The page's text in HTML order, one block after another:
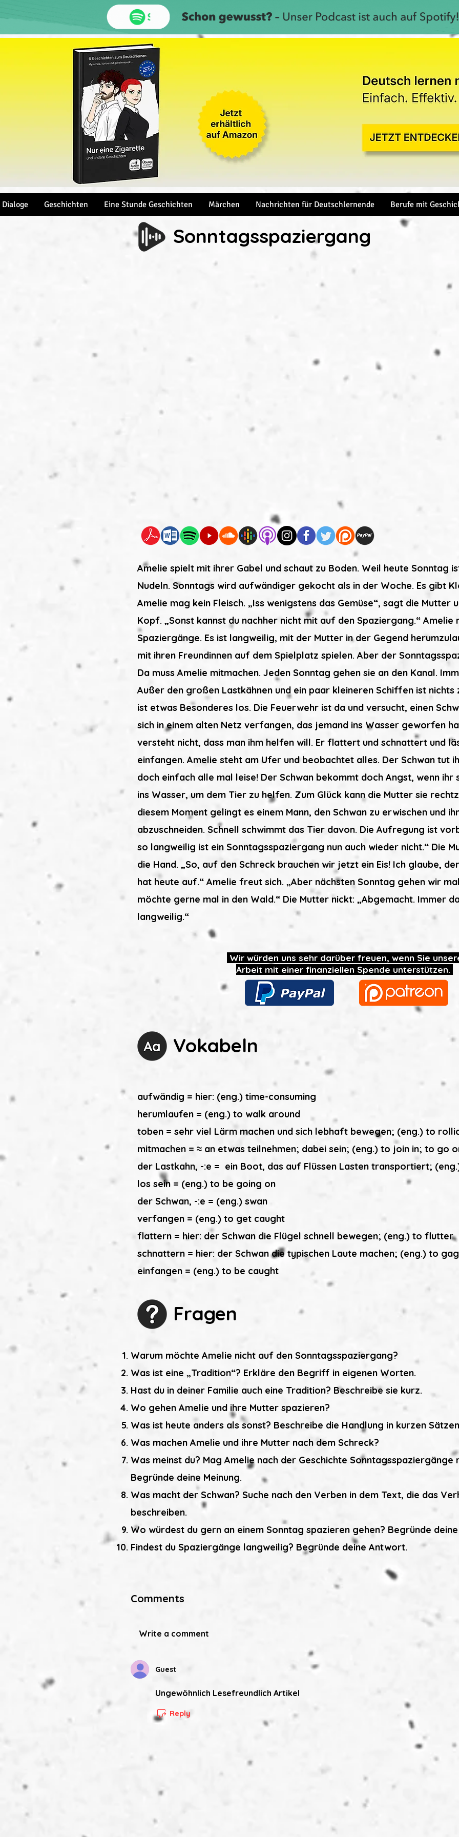
Sonntagsspaziergang
Amelie spielt mit ihrer Gabel und schaut zu Boden. Weil heute Sonntag
Nudeln. Sonntags wird aufwändiger gekocht als in der Woche. Es gibt
Amelie mag kein Fleisch. „Iss wenigstens das Gemüse“, sagt die Mutter
Kopf. „Sonst kannst du nachher nicht mit auf den Spaziergang.“ Amelie
Spaziergänge. Es ist langweilig, mit der Mutter in der Gegend
mit ihren Freundinnen auf dem Spielplatz spielen. Aber der
Da muss Amelie mitmachen. Jeden Sonntag gehen sie an den Kanal.
Außer den großen Lastkähnen und ein paar kleineren Schiffen ist nichts
ist etwas Besonderes los. Die Feuerwehr ist da und versucht, einen
sich in einem alten Netz verfangen, das jemand ins Wasser geworfen
versteht nicht, dass man ihm helfen will. Er flattert und schnattert und
einfangen. Amelie steht am Ufer und beobachtet alles. Der Schwan tut
doch einfach alle mal leise! Der Schwan bekommt doch Angst, wenn ihr
ins Wasser, um dem Tier zu helfen. Zum Glück kann die Mutter sie
diesem Moment gelingt es einem Mann, den Schwan zu erwischen und
abzuschneiden. Schnell schwimmt das Tier davon. Die Aufregung ist
so langweilig ist ein Sonntagsspaziergang nun auch wieder nicht.“ Die
die Hand. „So, auf den Schreck brauchen wir jetzt ein Eis! Ich glaube,
hat heute auf.“ Amelie freut sich. „Aber nächsten Sonntag gehen wir
möchte gerne mal in den Wald.“ Die Mutter nickt: „Abgemacht. Immer
langweilig.“
Wir würden uns sehr darüber freuen, wenn Sie
Arbeit mit einer finanziellen Spende unterstützen.
Vokabeln
aufwändig = hier: (eng.) time-consuming
herumlaufen = (eng.) to walk around
toben = sehr viel Lärm machen und sich lebhaft bewegen; (eng.) to
mitmachen = ≈ an etwas teilnehmen; dabei sein; (eng.) to join in; to go
der Lastkahn, -:e = ein Boot, das auf Flüssen Lasten transportiert;
los sein = (eng.) to be going on
der Schwan, -:e = (eng.) swan
verfangen = (eng.) to get caught
flattern = hier: der Schwan die Flügel schnell bewegen; (eng.) to flutter
schnattern = hier: der Schwan die typischen Laute machen; (eng.) to
einfangen = (eng.) to be caught
Fragen
Warum möchte Amelie nicht auf den Sonntagsspaziergang?
Was ist eine „Tradition“? Erkläre den Begriff in eigenen Worten.
Hast du in deiner Familie auch eine Tradition? Beschreibe sie kurz.
Wo gehen Amelie und ihre Mutter spazieren?
Was ist heute anders als sonst? Beschreibe die Handlung in kurzen
Was machen Amelie und ihre Mutter nach dem Schreck?
Was meinst du? Mag Amelie nach der Geschichte Sonntagsspaziergänge
Begründe deine Meinung.
Was macht der Schwan? Suche nach den Verben in dem Text, die das
beschreiben.
Wo würdest du gern an einem Sonntag spazieren gehen? Begründe
Findest du Spaziergänge langweilig? Begründe deine Antwort.
Comments
Write a comment
Guest
Ungewöhnlich Lesefreundlich Artikel
Reply
Dialoge Geschichten Eine Stunde Geschichten Märchen Nachrichten für Deutschlernende Berufe mit